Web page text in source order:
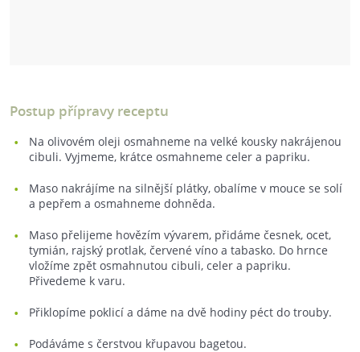
Postup přípravy receptu
Na olivovém oleji osmahneme na velké kousky nakrájenou
cibuli. Vyjmeme, krátce osmahneme celer a papriku.
Maso nakrájíme na silnější plátky, obalíme v mouce se solí
a pepřem a osmahneme dohněda.
Maso přelijeme hovězím vývarem, přidáme česnek, ocet,
tymián, rajský protlak, červené víno a tabasko. Do hrnce
vložíme zpět osmahnutou cibuli, celer a papriku.
Přivedeme k varu.
Přiklopíme poklicí a dáme na dvě hodiny péct do trouby.
Podáváme s čerstvou křupavou bagetou.